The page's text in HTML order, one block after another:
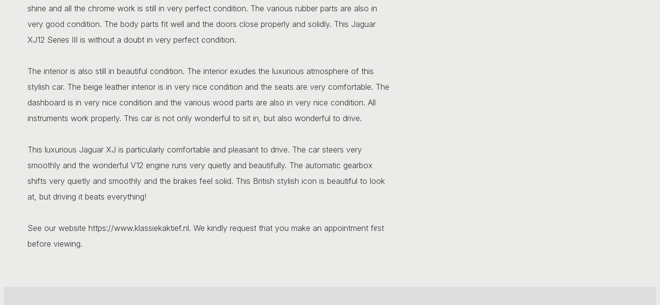
shine and all the chrome work is still in very perfect condition. The various rubber parts are also in
very good condition. The body parts fit well and the doors close properly and solidly. This Jaguar
XJ12 Series III is without a doubt in very perfect condition.
The interior is also still in beautiful condition. The interior exudes the luxurious atmosphere of this
stylish car. The beige leather interior is in very nice condition and the seats are very comfortable. The
dashboard is in very nice condition and the various wood parts are also in very nice condition. All
instruments work properly. This car is not only wonderful to sit in, but also wonderful to drive.
This luxurious Jaguar XJ is particularly comfortable and pleasant to drive. The car steers very
smoothly and the wonderful V12 engine runs very quietly and beautifully. The automatic gearbox
shifts very quietly and smoothly and the brakes feel solid. This British stylish icon is beautiful to look
at, but driving it beats everything!
See our website https://www.klassiekaktief.nl. We kindly request that you make an appointment first
before viewing.